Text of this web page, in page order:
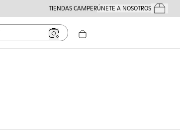
TIENDAS CAMPERÚNETE A NOSOTROSTus